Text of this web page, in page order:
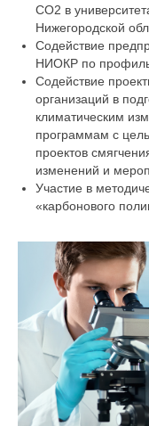
СО2 в
Нижегородской
Содействие
НИОКР по
Содействие
организаций в
климатическим
программам с
проектов
изменений и
Участие в
«карбонового